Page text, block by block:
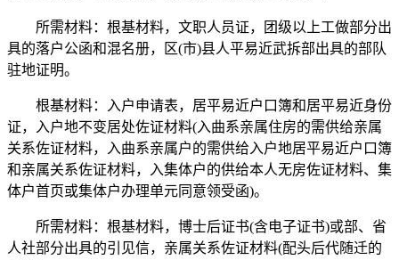
所需材料：根基材料，文职人员证，团级以上工做部分出
具的落户公函和混名册，区(市)县人平易近武拆部出具的部队
驻地证明。
根基材料：入户申请表，居平易近户口簿和居平易近身份
证，入户地不变居处佐证材料(入曲系亲属住房的需供给亲属
关系佐证材料，入曲系亲属户的需供给入户地居平易近户口簿
和亲属关系佐证材料，入集体户的供给本人无房佐证材料、集
体户首页或集体户办理单元同意领受函)。
所需材料：根基材料，博士后证书(含电子证书)或部、省
人社部分出具的引见信，亲属关系佐证材料(配头后代随迁的